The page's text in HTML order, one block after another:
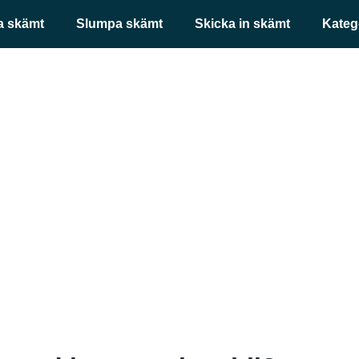
skämt Slumpa skämt Skicka in skämt